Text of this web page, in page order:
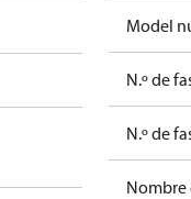
Model
N.º de
N.º de